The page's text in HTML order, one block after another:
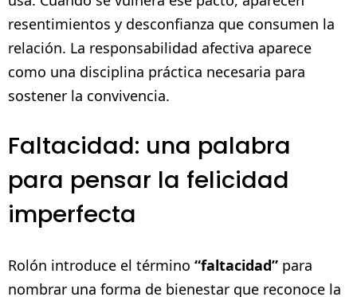
resentimientos y desconfianza que consumen la
relación. La responsabilidad afectiva aparece
como una disciplina práctica necesaria para
sostener la convivencia.
Faltacidad: una palabra
para pensar la felicidad
imperfecta
Rolón introduce el término “faltacidad” para
nombrar una forma de bienestar que reconoce la